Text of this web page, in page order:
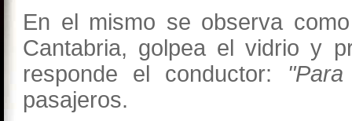
En el mismo se observa
Cantabria, golpea el vidrio y
responde el conductor:
pasajeros.